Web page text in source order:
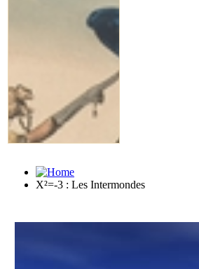
X²=-3 : Les Intermondes